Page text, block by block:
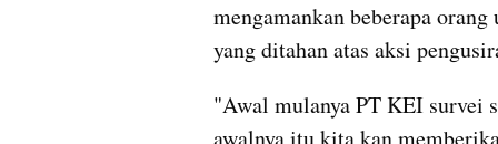
mengamankan beberapa
yang ditahan atas aksi
"Awal mulanya PT KEI survei
awalnya itu kita kan